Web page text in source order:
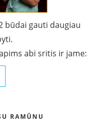
būdai gauti daugiau
abi sritis ir jame:
RAMŪNU